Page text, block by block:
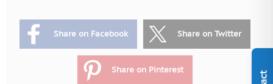
Share on Facebook Share on Twitter
Share on Pinterest